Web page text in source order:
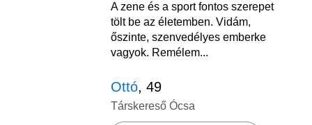
A zene és a sport fontos szerepet
tölt be az életemben. Vidám,
őszinte, szenvedélyes emberke
vagyok. Remélem...
Ottó, 49
Társkereső Ócsa